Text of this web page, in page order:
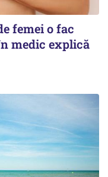
femei o fac
medic explică